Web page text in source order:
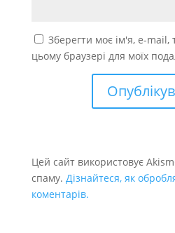
Зберегти моє ім'я, e-mail,
цьому браузері для моїх
Цей сайт використовує
спаму. Дізнайтеся, як
коментарів.